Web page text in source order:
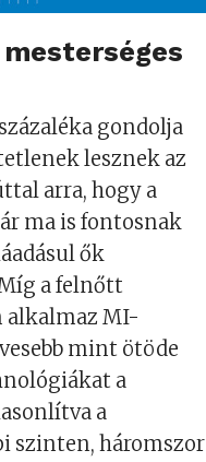
gondolja
lesznek az
arra, hogy a
ma is fontosnak
ők
a felnőtt
alkalmaz MI-
mint ötöde
a
a
szinten, háromszor